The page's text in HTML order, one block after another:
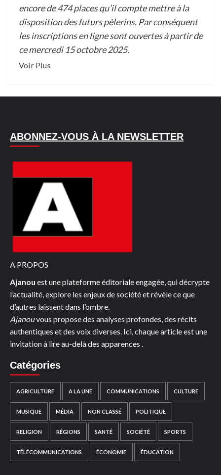
encore de 474 places qu’il compte mettre à la
disposition des futurs pèlerins. Par conséquent
les inscriptions en ligne sont ouvertes à partir de
ce mercredi 15 octobre 2025.
Voir PlusEn
LA
2026
:
COMMISSARIAT
DU
HADJ
DISPOSE
ENCORE
À
REDISTRIBUER
ABONNEZ-VOUS À LA NEWSLETTER
A PROPOS
Ajanou est une plateforme éditoriale engagée, qui décrypte
l’actualité, explore les enjeux de société et révèle ce que
d’autres laissent dans l’ombre.
Ajanouvous propose des analyses profondes, des récits
authentiques et des voix diverses. Ici, chaque article est une
invitation à lire au-delà des apparences .
Catégories
AGRICULTURE A LA UNE COMMUNICATIONS CULTURE
MUSIQUE MÉDIA NON CLASSÉ POLITIQUE
RELIGION RÉGIONS SANTÉ SOCIÉTÉ SPORTS
TÉLÉCOMMUNICATIONS ÉCONOMIE ÉDUCATION